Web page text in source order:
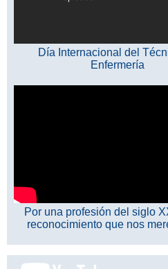
Día Internacional del
Enfermería
Por una profesión del siglo
reconocimiento que nos